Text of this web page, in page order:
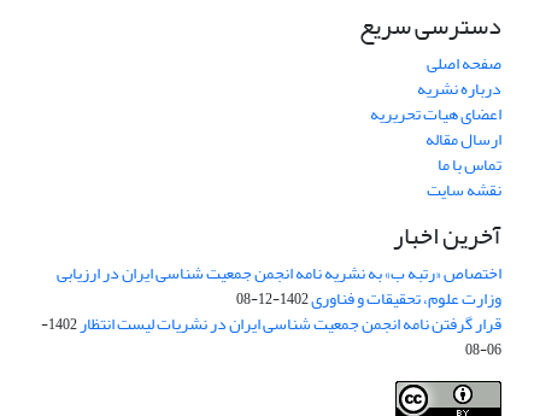
دسترسی سریع
صفحه اصلی
درباره نشریه
اعضای هیات تحریریه
ارسال مقاله
تماس با ما
نقشه سایت
آخرین اخبار
اختصاص «رتبه ب» به نشریه نامه انجمن جمعیت شناسی ایران در ارزیابی
وزارت علوم، تحقیقات و فناوری1402-12-08
قرار گرفتن نامه انجمن جمعیت شناسی ایران در نشریات لیست انتظار
1402-
06-08